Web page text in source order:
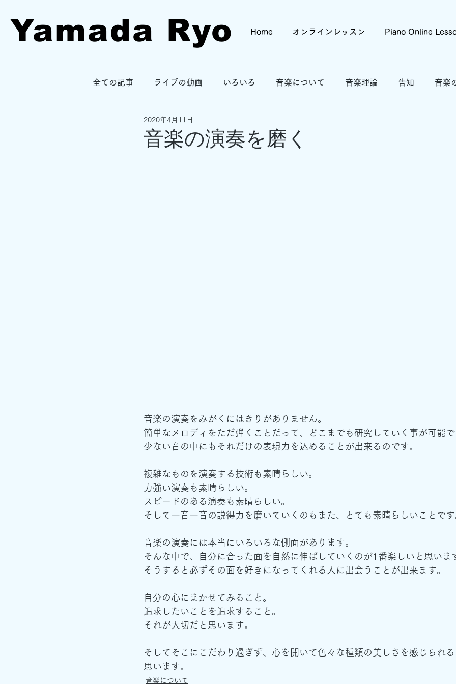
Yamada Ryo Home オンラインレッスン Piano Online
全ての記事 ライブの動画 いろいろ 音楽について 音楽理論 告知 音楽
音楽の演奏を磨く
2020年4月11日
音楽の演奏をみがくにはきりがありません。
簡単なメロディをただ弾くことだって、どこまでも研究していく事が可能
少ない音の中にもそれだけの表現力を込めることが出来るのです。
複雑なものを演奏する技術も素晴らしい。
力強い演奏も素晴らしい。
スピードのある演奏も素晴らしい。
そして一音一音の説得力を磨いていくのもまた、とても素晴らしいことで
音楽の演奏には本当にいろいろな側面があります。
そんな中で、自分に合った面を自然に伸ばしていくのが1番楽しいと思いま
そうすると必ずその面を好きになってくれる人に出会うことが出来ます。
自分の心にまかせてみること。
追求したいことを追求すること。
それが大切だと思います。
そしてそこにこだわり過ぎず、心を開いて色々な種類の美しさを感じられ
思います。
音楽について